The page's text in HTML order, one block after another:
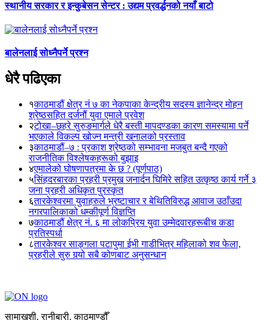
स्थानीय सरकार र इन्कुबेसन सेन्टर : उद्यम प्रवर्द्धनको नयाँ बाटो
बालेनलाई सोध्नैपर्ने प्रश्न
धेरै पढिएका
१काठमाडौं क्षेत्र नं ७ का नेकपाका केन्द्रीय सदस्य ज्ञानेन्द्र मोहन
श्रेष्ठसहित दर्जनौं युवा एमाले प्रवेश
२टोखा–छहरे सुरुङमार्गले धेरै बस्ती मापदण्डका कारण समस्यामा पर्ने
भएकाले विकल्प खोज्न मन्त्री खनालको प्रस्ताव
३काठमाडौं–७ : प्रकाश श्रेष्ठको सम्भावना मजबुत बन्दै गएको
राजनीतिक विश्लेषकहरूको बुझाइ
४एमालेको घोषणापत्रमा के छ ? (पूर्णपाठ)
५सिंहदरबारका प्रहरी प्रमुख जनार्दन घिमिरे सहित उत्कृष्ठ कार्य गर्ने ३
जना प्रहरी अधिकृत पुरस्कृत
६तारकेश्वरमा युवाहरुले भ्रष्टाचार र बेथितिविरुद्ध आवाज उठाँउदा
नगरपालिकाको धम्कीपूर्ण विज्ञप्ति
७काठमाडौं क्षेत्र नं. ६ मा लोकप्रिय युवा उम्मेदवारहरूबीच कडा
प्रतिस्पर्धा
८तारकेश्वर साङ्गला पटापुमा ईभी गाडीभित्र महिलाको शव फेला,
प्रहरीले सुरु गर्‍यो सबै कोणबाट अनुसन्धान
सामाखुशी, रानीबारी, काठमाण्डौँ